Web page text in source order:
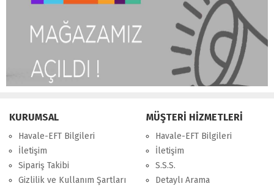
KURUMSAL
Havale-EFT Bilgileri
İletişim
Sipariş Takibi
Gizlilik ve Kullanım Şartları
MÜŞTERİ HİZMETLERİ
Havale-EFT Bilgileri
İletişim
S.S.S.
Detaylı Arama